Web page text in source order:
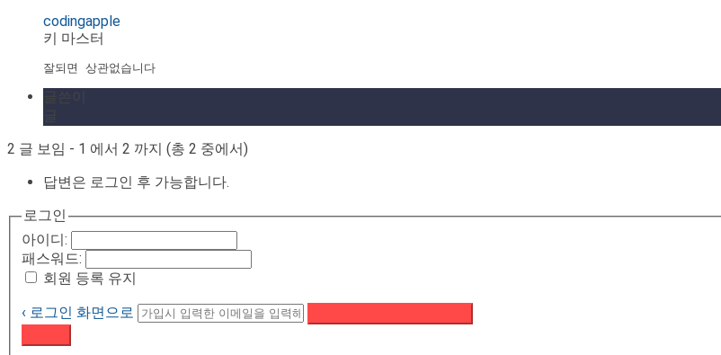
codingapple
키 마스터
잘되면 상관없습니다
2 글 보임 - 1 에서 2 까지 (총 2 중에서)
답변은 로그인 후 가능합니다.
로그인
아이디:
패스워드:
회원 등록 유지
‹ 로그인 화면으로